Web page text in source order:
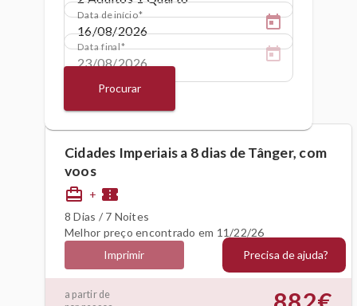
Data de início
Data final
Procurar
Cidades Imperiais a 8 dias de Tânger, com
voos
card_travel + confirmation_number
8 Dias / 7 Noites
Melhor preço encontrado em 11/22/26
Imprimir
a partir de
Precisa de ajuda?